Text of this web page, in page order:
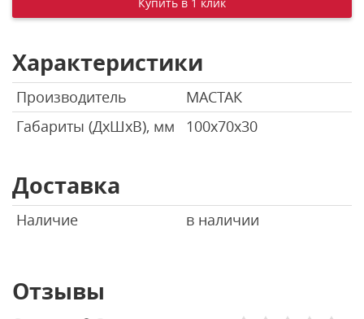
Характеристики
Производитель
МАСТАК
Габариты (ДхШхВ), мм
100х70х30
Доставка
Наличие в наличии
Отзывы